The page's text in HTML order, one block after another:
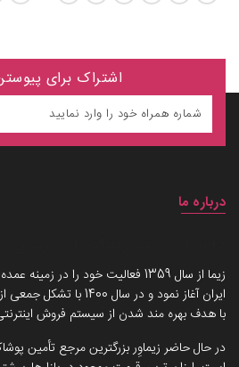
اشتراک برای
درباره ما
زیما از سال 1359 فعالیت خود را در
ایران آغاز نمود و در
با هدف بهره مند شدن از سیستم فروش
در حال حاضر زیماوِر بزرگترین مرجع تأمین